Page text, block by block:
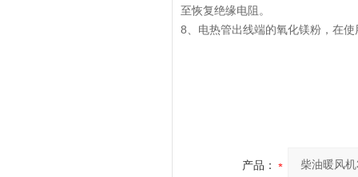
至恢复绝缘电阻。
8、电热管出线端的氧化镁粉，在
产品：